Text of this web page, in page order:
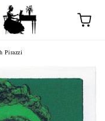
Pirazzi